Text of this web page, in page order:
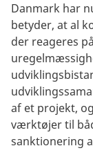
Danmark har
betyder, at al
der reageres
af et projekt,
værktøjer til
sanktionering